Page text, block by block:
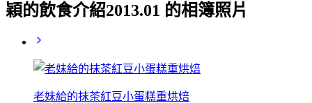
穎的飲食介紹2013.01 的相簿照片
老妹給的抹茶紅豆小蛋糕重烘焙